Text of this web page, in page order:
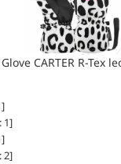
CARTER R-Tex
1]
2]